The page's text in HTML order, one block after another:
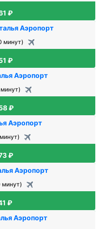
₽
Аэропорт
минут)
₽
Аэропорт
₽
Аэропорт
₽
Аэропорт
минут)
₽
Аэропорт